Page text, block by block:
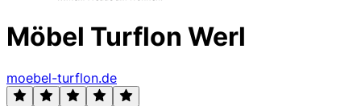
Möbel Turflon Werl
moebel-turflon.de